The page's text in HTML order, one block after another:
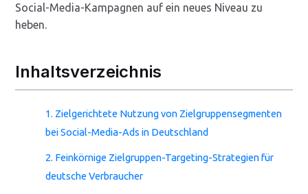
Social-Media-Kampagnen auf ein neues Niveau zu
heben.
Inhaltsverzeichnis
1. Zielgerichtete Nutzung von Zielgruppensegmenten
bei Social-Media-Ads in Deutschland
2. Feinkörnige Zielgruppen-Targeting-Strategien für
deutsche Verbraucher